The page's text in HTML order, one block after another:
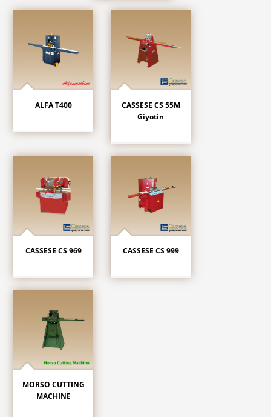
ALFA T400
CASSESE CS 55M
Giyotin
CASSESE CS 969 CASSESE CS 999
MORSO CUTTING
MACHINE